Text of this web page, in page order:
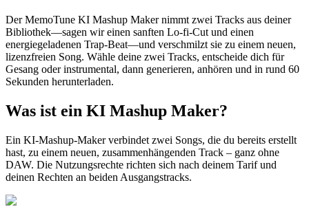
Der MemoTune KI Mashup Maker nimmt zwei Tracks aus deiner
Bibliothek—sagen wir einen sanften Lo-fi-Cut und einen
energiegeladenen Trap-Beat—und verschmilzt sie zu einem neuen,
lizenzfreien Song. Wähle deine zwei Tracks, entscheide dich für
Gesang oder instrumental, dann generieren, anhören und in rund 60
Sekunden herunterladen.
Was ist ein KI Mashup Maker?
Ein KI-Mashup-Maker verbindet zwei Songs, die du bereits erstellt
hast, zu einem neuen, zusammenhängenden Track – ganz ohne
DAW. Die Nutzungsrechte richten sich nach deinem Tarif und
deinen Rechten an beiden Ausgangstracks.